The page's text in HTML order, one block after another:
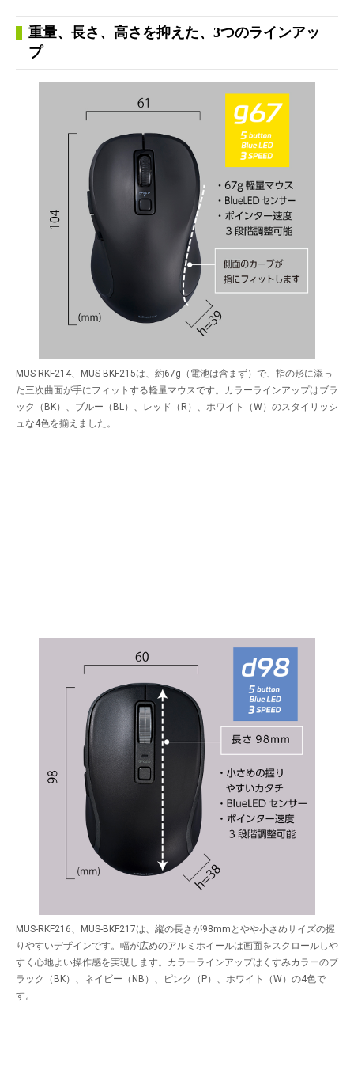
重量、長さ、高さを抑えた、3つのラインアッ
プ
MUS-RKF214、MUS-BKF215は、約67g（電池は含まず）で、指の形に添っ
た三次曲面が手にフィットする軽量マウスです。カラーラインアップはブラ
ック（BK）、ブルー（BL）、レッド（R）、ホワイト（W）のスタイリッシ
ュな4色を揃えました。
MUS-RKF216、MUS-BKF217は、縦の長さが98mmとやや小さめサイズの握
りやすいデザインです。幅が広めのアルミホイールは画面をスクロールしや
すく心地よい操作感を実現します。カラーラインアップはくすみカラーのブ
ラック（BK）、ネイビー（NB）、ピンク（P）、ホワイト（W）の4色で
す。